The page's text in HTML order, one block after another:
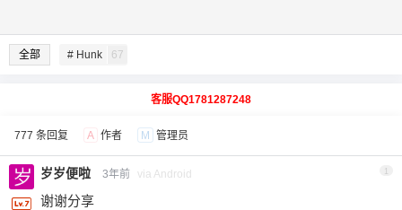
全部 # Hunk 67
客服QQ1781287248
777 条回复 A 作者 M 管理员
岁岁便啦 3年前 via Android 1
谢谢分享